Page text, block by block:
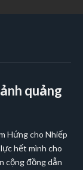
quảng
Hứng cho Nhiếp
hết mình cho
cộng đồng dẫn